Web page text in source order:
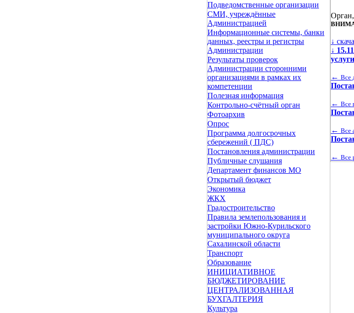
Подведомственные организации
СМИ, учреждённые
Администрацией
Информационные системы, банки
данных, реестры и регистры
Администрации
Результаты проверок
Администрации сторонними
организациями в рамках их
компетенции
Полезная информация
Контрольно-счётный орган
Фотоархив
Опрос
Программа долгосрочных
сбережений ( ПДС)
Постановления администрации
Публичные слушания
Департамент финансов МО
Открытый бюджет
Экономика
ЖКХ
Градостроительство
Правила землепользования и
застройки Южно-Курильского
муниципального округа
Сахалинской области
Транспорт
Образование
ИНИЦИАТИВНОЕ
БЮДЖЕТИРОВАНИЕ
ЦЕНТРАЛИЗОВАННАЯ
БУХГАЛТЕРИЯ
Культура
↓
↓
← Все
← Все
← Все
← Все